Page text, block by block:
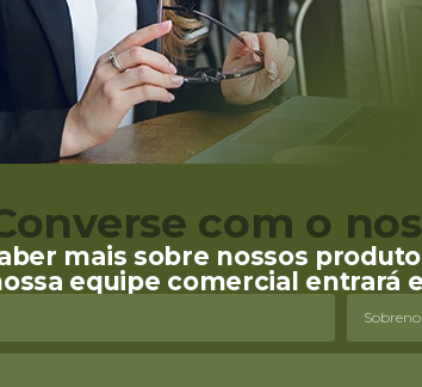
com o
mais sobre nossos
equipe comercial entrará